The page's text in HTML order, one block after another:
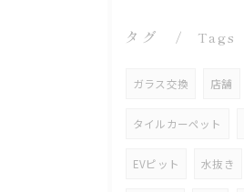
タグ Tags
ガラス交換 店舗
タイルカーペット
EVピット 水抜き